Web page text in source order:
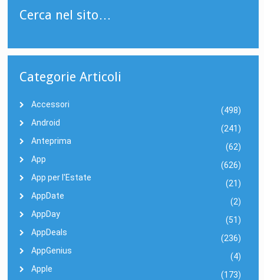
Cerca nel sito…
Categorie Articoli
Accessori
(498)
Android
(241)
Anteprima
(62)
App
(626)
App per l'Estate
(21)
AppDate
(2)
AppDay
(51)
AppDeals
(236)
AppGenius
(4)
Apple
(173)